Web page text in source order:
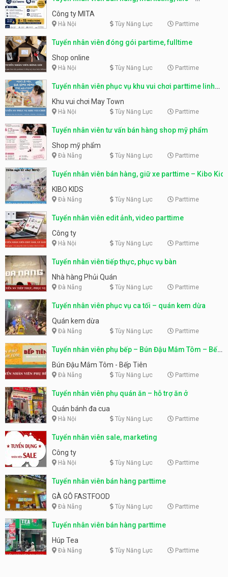
parttime, fulltime
Công ty MITA
Hà Nội Tùy Năng Lực Parttime
Tuyển nhân viên đóng gói partime, fulltime
Shop online
Hà Nội Tùy Năng Lực Parttime
Tuyển nhân viên phục vụ khu vui chơi parttime linh
động
Khu vui chơi May Town
Hà Nội Tùy Năng Lực Parttime
Tuyển nhân viên tư vấn bán hàng shop mỹ phẩm
Shop mỹ phẩm
Đà Nẵng Tùy Năng Lực Parttime
Tuyển nhân viên bán hàng, giữ xe parttime – Kibo Kid
KIBO KIDS
Đà Nẵng Tùy Năng Lực Parttime
Tuyển nhân viên edit ảnh, video parttime
Công ty
Hà Nội Tùy Năng Lực Parttime
Tuyển nhân viên tiếp thực, phục vụ bàn
Nhà hàng Phủi Quán
Đà Nẵng Tùy Năng Lực Parttime
Tuyển nhân viên phục vụ ca tối – quán kem dừa
Quán kem dừa
Đà Nẵng Tùy Năng Lực Parttime
Tuyển nhân viên phụ bếp – Bún Đậu Mắm Tôm – Bếp
Tiên
Bún Đậu Mắm Tôm - Bếp Tiên
Đà Nẵng Tùy Năng Lực Parttime
Tuyển nhân viên phụ quán ăn – hỗ trợ ăn ở
Quán bánh đa cua
Hà Nội Tùy Năng Lực Parttime
Tuyển nhân viên sale, marketing
Công ty
Hà Nội Tùy Năng Lực Parttime
Tuyển nhân viên bán hàng parttime
GÀ GÔ FASTFOOD
Đà Nẵng Tùy Năng Lực Parttime
Tuyển nhân viên bán hàng parttime
Húp Tea
Đà Nẵng Tùy Năng Lực Parttime